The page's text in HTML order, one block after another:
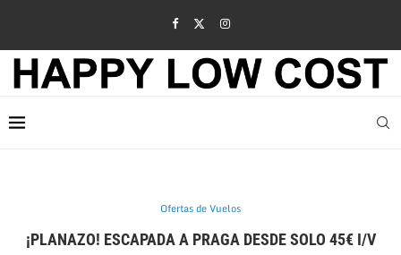
Ofertas de Vuelos
¡PLANAZO! ESCAPADA A PRAGA DESDE SOLO 45€ I/V